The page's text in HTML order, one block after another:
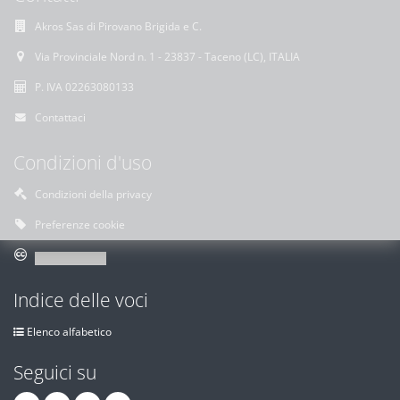
Akros Sas di Pirovano Brigida e C.
Via Provinciale Nord n. 1 - 23837 - Taceno (LC), ITALIA
P. IVA 02263080133
Contattaci
Condizioni d'uso
Condizioni della privacy
Preferenze cookie
Indice delle voci
Elenco alfabetico
Seguici su